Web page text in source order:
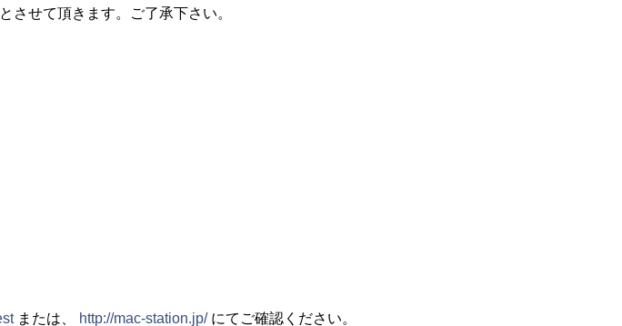
せて頂きます。ご了承下さい。
または、 http://mac-station.jp/にてご確認ください。